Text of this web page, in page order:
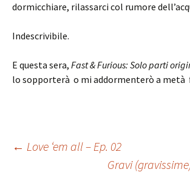
dormicchiare, rilassarci col rumore
Indescrivibile.
E questa sera, Fast & Furious: Solo parti
lo sopporterà o mi addormenterò a metà
Navigazione
← Love ‘em all – Ep. 02
Gravi